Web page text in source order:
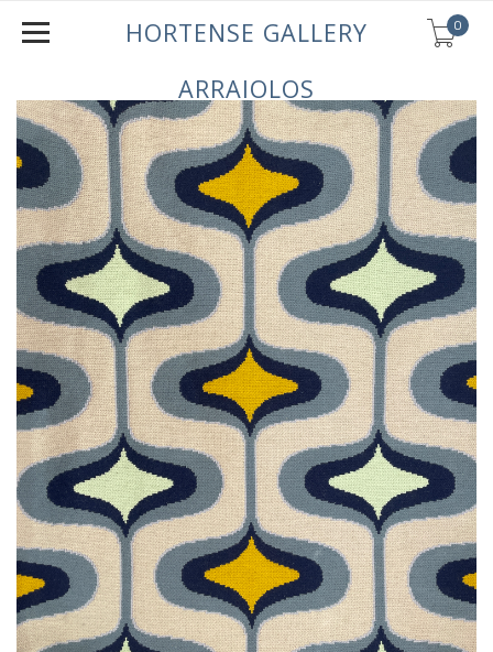
HORTENSE GALLERY
ARRAIOLOS
0